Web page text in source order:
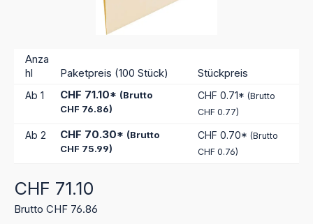
Anza
hl
Paketpreis (100 Stück) Stückpreis
Ab 1 CHF 71.10* (Brutto
CHF 76.86)
CHF 0.71* (Brutto
CHF 0.77)
Ab 2 CHF 70.30* (Brutto
CHF 75.99)
CHF 0.70* (Brutto
CHF 0.76)
Regulärer Preis:
CHF 71.10
Brutto CHF 76.86